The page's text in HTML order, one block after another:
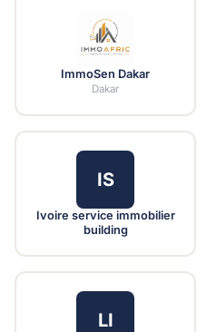
ImmoSen Dakar
Dakar
IS
Ivoire service immobilier
building
LI